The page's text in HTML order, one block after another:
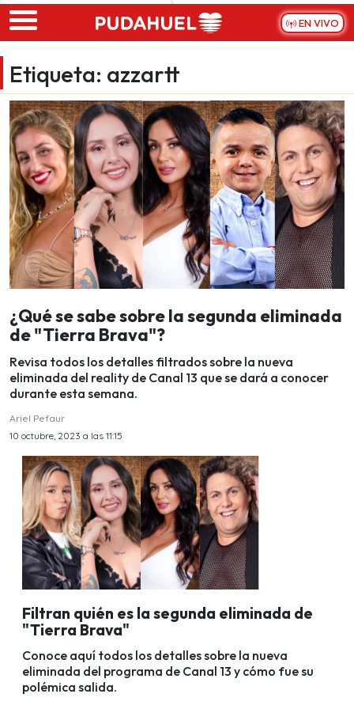
Skip to main content
EN VIVO
Etiqueta: azzartt
¿Qué se sabe sobre la segunda eliminada
de "Tierra Brava"?
Revisa todos los detalles filtrados sobre la nueva
eliminada del reality de Canal 13 que se dará a conocer
durante esta semana.
Ariel Pefaur
10 octubre, 2023 a las 11:15
Filtran quién es la segunda eliminada de
"Tierra Brava"
Conoce aquí todos los detalles sobre la nueva
eliminada del programa de Canal 13 y cómo fue su
polémica salida.